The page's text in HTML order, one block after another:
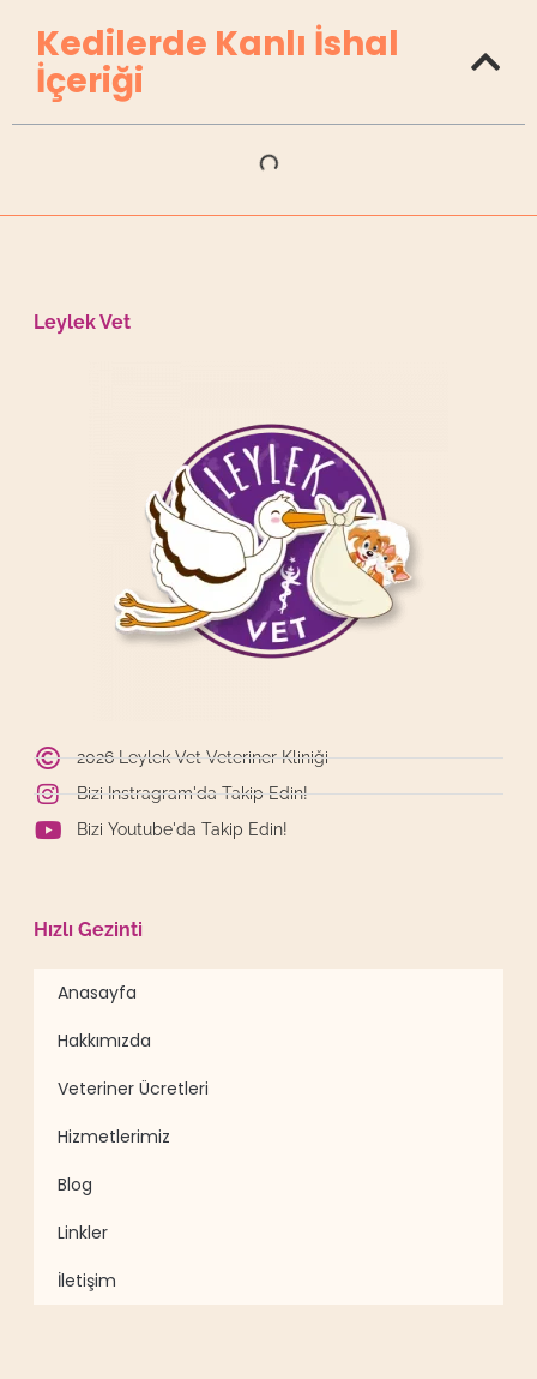
Kedilerde Kanlı İshal
İçeriği
Leylek Vet
2026 Leylek Vet Veteriner Kliniği
Bizi Instragram'da Takip Edin!
Bizi Youtube'da Takip Edin!
Hızlı Gezinti
Anasayfa
Hakkımızda
Veteriner Ücretleri
Hizmetlerimiz
Blog
Linkler
İletişim